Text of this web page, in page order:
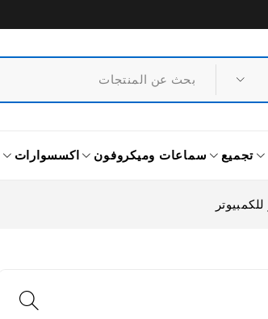
تجميع سماعات وميكروفون اكسسوارات